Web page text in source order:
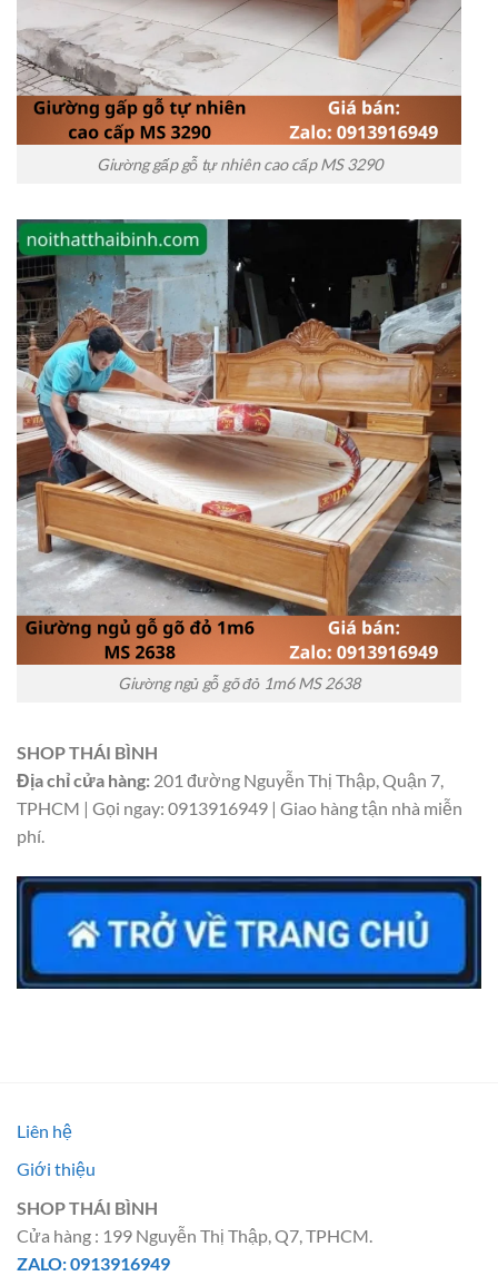
Giường gấp gỗ tự nhiên cao cấp MS 3290
Giường ngủ gỗ gõ đỏ 1m6 MS 2638
SHOP THÁI BÌNH
Địa chỉ cửa hàng: 201 đường Nguyễn Thị Thập, Quận 7,
TPHCM | Gọi ngay: 0913916949 | Giao hàng tận nhà miễn
phí.
Liên hệ
Giới thiệu
SHOP THÁI BÌNH
Cửa hàng : 199 Nguyễn Thị Thập, Q7, TPHCM.
ZALO: 0913916949